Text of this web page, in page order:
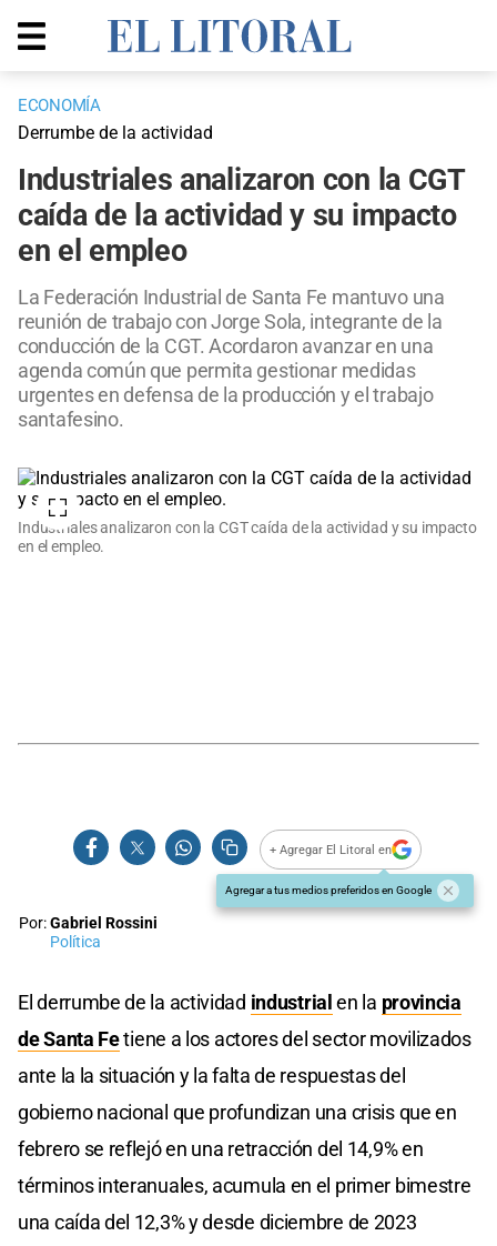
ECONOMÍA
Derrumbe de la actividad
Industriales analizaron con la CGT
caída de la actividad y su impacto
en el empleo
La Federación Industrial de Santa Fe mantuvo una
reunión de trabajo con Jorge Sola, integrante de la
conducción de la CGT. Acordaron avanzar en una
agenda común que permita gestionar medidas
urgentes en defensa de la producción y el trabajo
santafesino.
Industriales analizaron con la CGT caída de la actividad y su impacto
en el empleo.
+ Agregar El Litoral en
Agregar a tus medios preferidos en Google
Por:Gabriel Rossini
Política
El derrumbe de la actividad industrial en la provincia
de Santa Fetiene a los actores del sector movilizados
ante la la situación y la falta de respuestas del
gobierno nacional que profundizan una crisis que en
febrero se reflejó en una retracción del 14,9% en
términos interanuales, acumula en el primer bimestre
una caída del 12,3% y desde diciembre de 2023